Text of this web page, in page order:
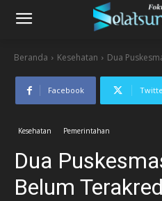
Beranda Kesehatan Dua
Facebook
Kesehatan Pemerintahan
Dua
Belum